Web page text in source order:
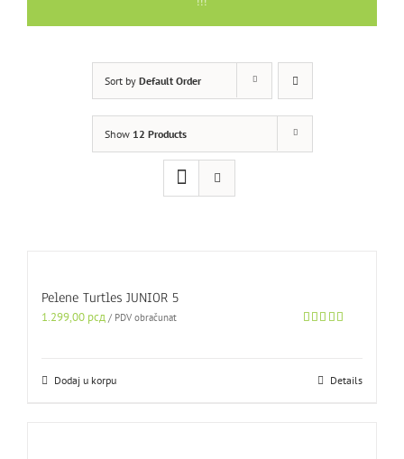
Sort by Default Order
Show 12 Products
Pelene Turtles JUNIOR 5
1.299,00 рсд / PDV obračunat
Dodaj u korpu Details